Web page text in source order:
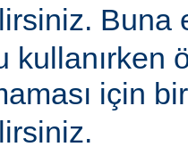
Buna
kullanırken
için